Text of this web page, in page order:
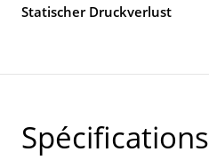
Statischer Druckverlust
Spécifications